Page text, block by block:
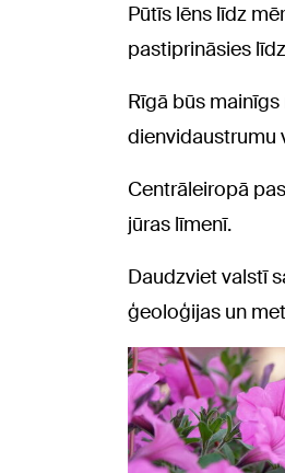
Pūtīs lēns līdz
pastiprināsies
Rīgā būs
dienvidaustrumu
Centrāleiropā
jūras līmenī.
Daudzviet valstī
ģeoloģijas un